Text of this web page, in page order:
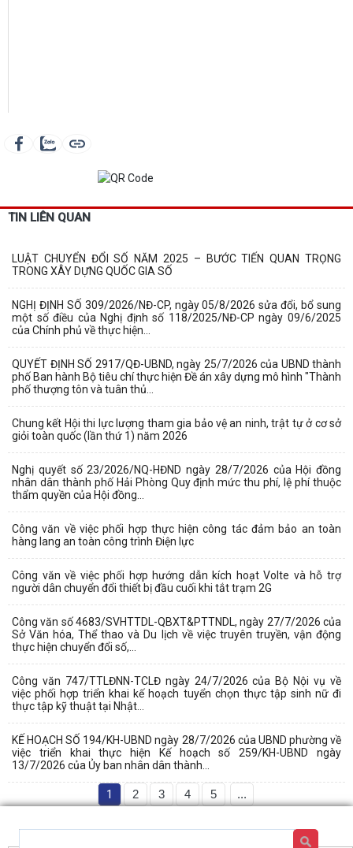
TIN LIÊN QUAN
LUẬT CHUYỂN ĐỔI SỐ NĂM 2025 – BƯỚC TIẾN QUAN TRỌNG
TRONG XÂY DỰNG QUỐC GIA SỐ
NGHỊ ĐỊNH SỐ 309/2026/NĐ-CP, ngày 05/8/2026 sửa đổi, bổ sung
một số điều của Nghị định số 118/2025/NĐ-CP ngày 09/6/2025
của Chính phủ về thực hiện...
QUYẾT ĐỊNH SỐ 2917/QĐ-UBND, ngày 25/7/2026 của UBND thành
phố Ban hành Bộ tiêu chí thực hiện Đề án xây dựng mô hình "Thành
phố thượng tôn và tuân thủ...
Chung kết Hội thi lực lượng tham gia bảo vệ an ninh, trật tự ở cơ sở
giỏi toàn quốc (lần thứ 1) năm 2026
Nghị quyết số 23/2026/NQ-HĐND ngày 28/7/2026 của Hội đồng
nhân dân thành phố Hải Phòng Quy định mức thu phí, lệ phí thuộc
thẩm quyền của Hội đồng...
Công văn về việc phối hợp thực hiện công tác đảm bảo an toàn
hàng lang an toàn công trình Điện lực
Công văn về việc phối hợp hướng dẫn kích hoạt Volte và hỗ trợ
người dân chuyển đổi thiết bị đầu cuối khi tắt trạm 2G
Công văn số 4683/SVHTTDL-QBXT&PTTNDL, ngày 27/7/2026 của
Sở Văn hóa, Thể thao và Du lịch về việc truyên truyền, vận động
thực hiện chuyển đổi số,...
Công văn 747/TTLĐNN-TCLĐ ngày 24/7/2026 của Bộ Nội vụ về
việc phối hợp triển khai kế hoạch tuyển chọn thực tập sinh nữ đi
thực tập kỹ thuật tại Nhật...
KẾ HOẠCH SỐ 194/KH-UBND ngày 28/7/2026 của UBND phường về
việc triển khai thực hiện Kế hoạch số 259/KH-UBND ngày
13/7/2026 của Ủy ban nhân dân thành...
1 2 3 4 5 ...